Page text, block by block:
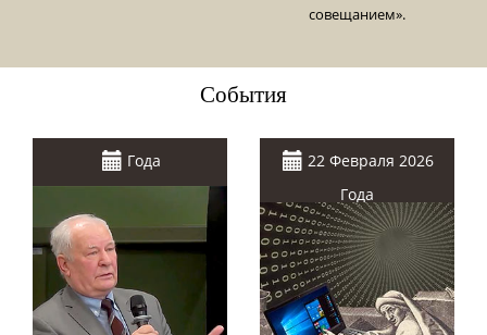
совещанием».
События
Года
22 Февраля 2026
Года